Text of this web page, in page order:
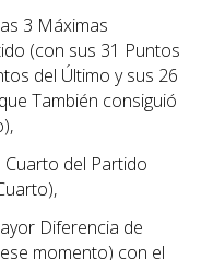
3 Máximas
(con sus 31 Puntos
del Último y sus 26
También consiguió
del Partido
Diferencia de
momento) con el